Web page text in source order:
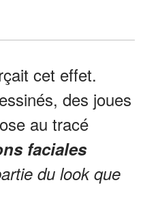
cet effet.
des joues
au tracé
faciales
du look que